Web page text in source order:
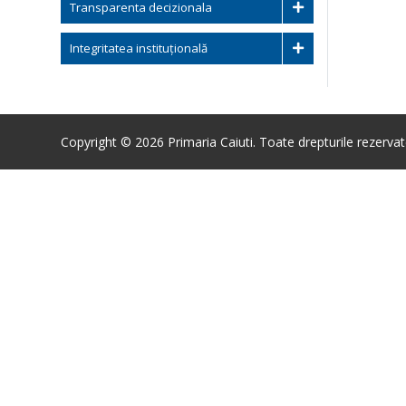
Transparenta decizionala
Integritatea instituțională
Copyright © 2026 Primaria Caiuti. Toate drepturile